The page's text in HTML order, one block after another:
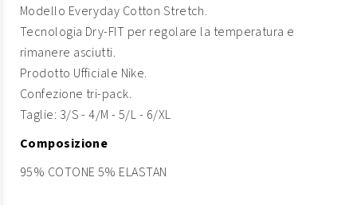
Modello Everyday Cotton Stretch.
Tecnologia Dry-FIT per regolare la temperatura e
rimanere asciutti.
Prodotto Ufficiale Nike.
Confezione tri-pack.
Taglie: 3/S - 4/M - 5/L - 6/XL
Composizione
95% COTONE 5% ELASTAN